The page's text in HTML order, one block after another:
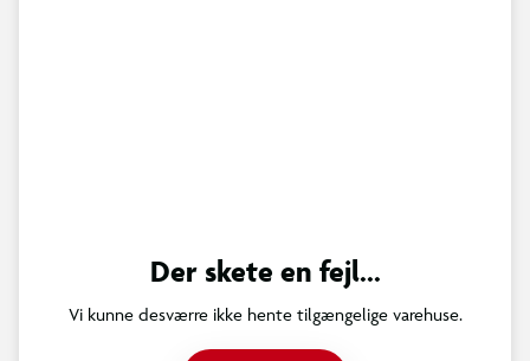
Der skete en fejl...
Vi kunne desværre ikke hente tilgængelige varehuse.